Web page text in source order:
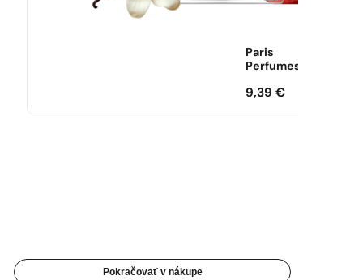
Paris
Perfumes
9,39€
Pokračovať v nákupe